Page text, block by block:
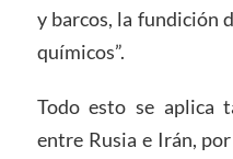
y barcos, la fundición
químicos”.
Todo esto se aplica
entre Rusia e Irán,